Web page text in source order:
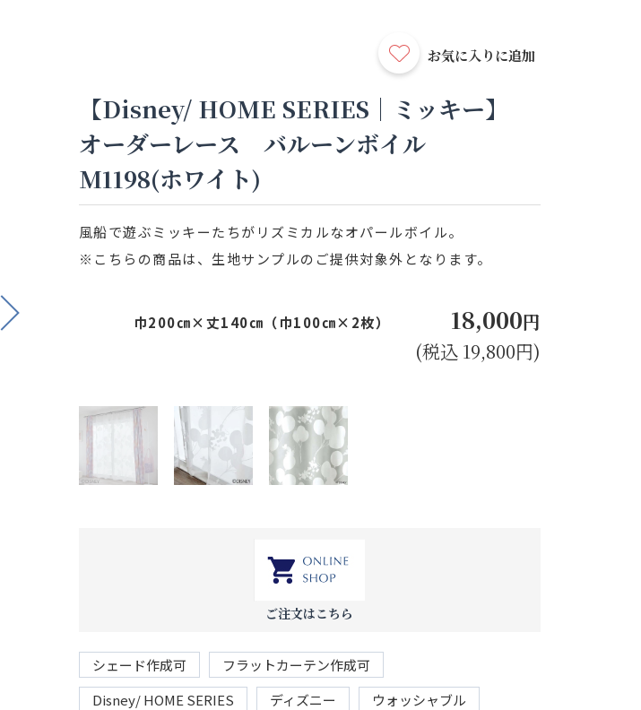
お気に入りに追加
Next
【Disney/ HOME SERIES｜ミッキー】
オーダーレース バルーンボイル
M1198(ホワイト)
風船で遊ぶミッキーたちがリズミカルなオパールボイル。
※こちらの商品は、生地サンプルのご提供対象外となります。
巾200㎝×丈140㎝（巾100㎝×2枚） 18,000円
(税込 19,800円)
ご注文はこちら
シェード作成可
フラットカーテン作成可
Disney/ HOME SERIES
ディズニー
ウォッシャブル